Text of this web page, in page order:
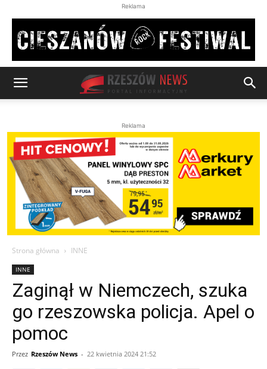
Reklama
Reklama
Strona główna INNE
INNE
Zaginął w Niemczech, szuka
go rzeszowska policja. Apel o
pomoc
Przez Rzeszów News - 22 kwietnia 2024 21:52